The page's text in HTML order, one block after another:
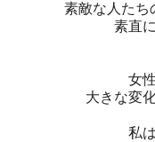
素敵な人たち
素直
女
大きな変
私